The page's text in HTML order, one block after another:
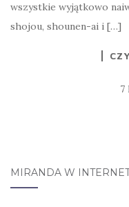
wszystkie wyjątkowo
shojou, shounen-ai i […]
7
MIRANDA W